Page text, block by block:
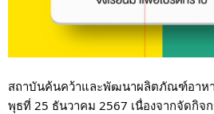
สถาบันค้นคว้าและพัฒนาผลิตภัณฑ์อาห
พุธที่ 25 ธันวาคม 2567 เนื่องจากจัดกิจ